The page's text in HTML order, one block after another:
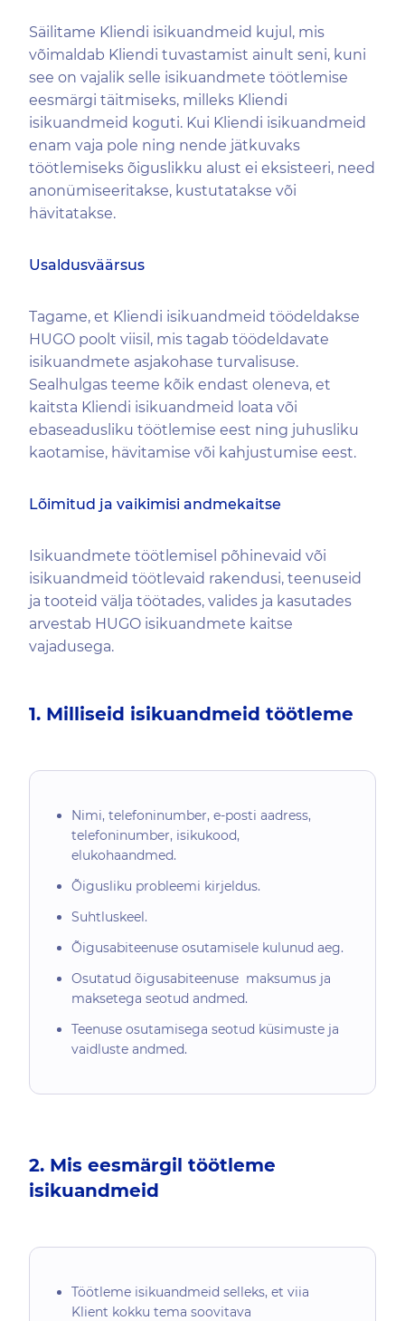
Säilitame Kliendi isikuandmeid kujul, mis
võimaldab Kliendi tuvastamist ainult seni, kuni
see on vajalik selle isikuandmete töötlemise
eesmärgi täitmiseks, milleks Kliendi
isikuandmeid koguti. Kui Kliendi isikuandmeid
enam vaja pole ning nende jätkuvaks
töötlemiseks õiguslikku alust ei eksisteeri, need
anonümiseeritakse, kustutatakse või
hävitatakse.
Usaldusväärsus
Tagame, et Kliendi isikuandmeid töödeldakse
HUGO poolt viisil, mis tagab töödeldavate
isikuandmete asjakohase turvalisuse.
Sealhulgas teeme kõik endast oleneva, et
kaitsta Kliendi isikuandmeid loata või
ebaseadusliku töötlemise eest ning juhusliku
kaotamise, hävitamise või kahjustumise eest.
Lõimitud ja vaikimisi andmekaitse
Isikuandmete töötlemisel põhinevaid või
isikuandmeid töötlevaid rakendusi, teenuseid
ja tooteid välja töötades, valides ja kasutades
arvestab HUGO isikuandmete kaitse
vajadusega.
1. Milliseid isikuandmeid töötleme
Nimi, telefoninumber, e-posti aadress,
telefoninumber, isikukood,
elukohaandmed.
Õigusliku probleemi kirjeldus.
Suhtluskeel.
Õigusabiteenuse osutamisele kulunud aeg.
Osutatud õigusabiteenuse maksumus ja
maksetega seotud andmed.
Teenuse osutamisega seotud küsimuste ja
vaidluste andmed.
2. Mis eesmärgil töötleme
isikuandmeid
Töötleme isikuandmeid selleks, et viia
Klient kokku tema soovitava